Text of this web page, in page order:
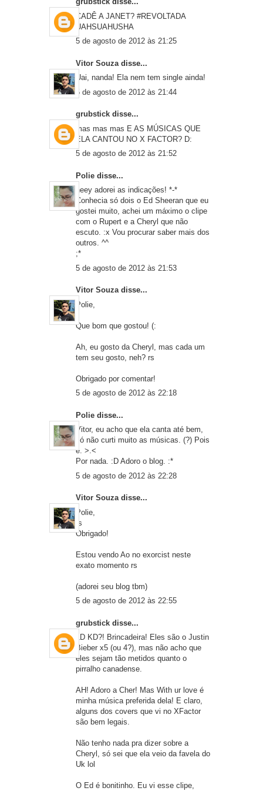
CADÊ A JANET? #REVOLTADA
UAHSUAHUSHA
5 de agosto de 2012 às 21:25
Vitor Souza disse...
Uai, nanda! Ela nem tem single ainda!
5 de agosto de 2012 às 21:44
grubstick disse...
mas mas mas E AS MÚSICAS QUE
ELA CANTOU NO X FACTOR? D:
5 de agosto de 2012 às 21:52
Polie disse...
heey adorei as indicações! *-*
Conhecia só dois o Ed Sheeran que eu
gostei muito, achei um máximo o clipe
com o Rupert e a Cheryl que não
escuto. :x Vou procurar saber mais dos
outros. ^^
;*
5 de agosto de 2012 às 21:53
Vitor Souzadisse...
Polie,
Que bom que gostou! (:
Ah, eu gosto da Cheryl, mas cada um
tem seu gosto, neh? rs
Obrigado por comentar!
5 de agosto de 2012 às 22:18
Polie disse...
Vitor, eu acho que ela canta até bem,
só não curti muito as músicas. (?) Pois
é. >.<
Por nada. :D Adoro o blog. :*
5 de agosto de 2012 às 22:28
Vitor Souzadisse...
Polie,
rs
Obrigado!
Estou vendo Ao no exorcist neste
exato momento rs
(adorei seu blog tbm)
5 de agosto de 2012 às 22:55
grubstick disse...
1D KD?! Brincadeira! Eles são o Justin
Bieber x5 (ou 4?), mas não acho que
eles sejam tão metidos quanto o
pirralho canadense.
AH! Adoro a Cher! Mas With ur love é
minha música preferida dela! E claro,
alguns dos covers que vi no XFactor
são bem legais.
Não tenho nada pra dizer sobre a
Cheryl, só sei que ela veio da favela do
Uk lol
O Ed é bonitinho. Eu vi esse clipe,